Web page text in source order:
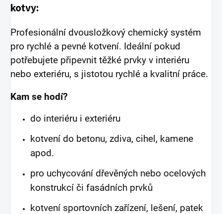
kotvy:
Profesionální dvousložkový chemický systém
pro rychlé a pevné kotvení. Ideální pokud
potřebujete připevnit těžké prvky v interiéru
nebo exteriéru, s jistotou rychlé a kvalitní práce.
Kam se hodí?
do interiéru i exteriéru
kotvení do betonu, zdiva, cihel, kamene
apod.
pro uchycování dřevěných nebo ocelových
konstrukcí či fasádních prvků
kotvení sportovních zařízení, lešení, patek